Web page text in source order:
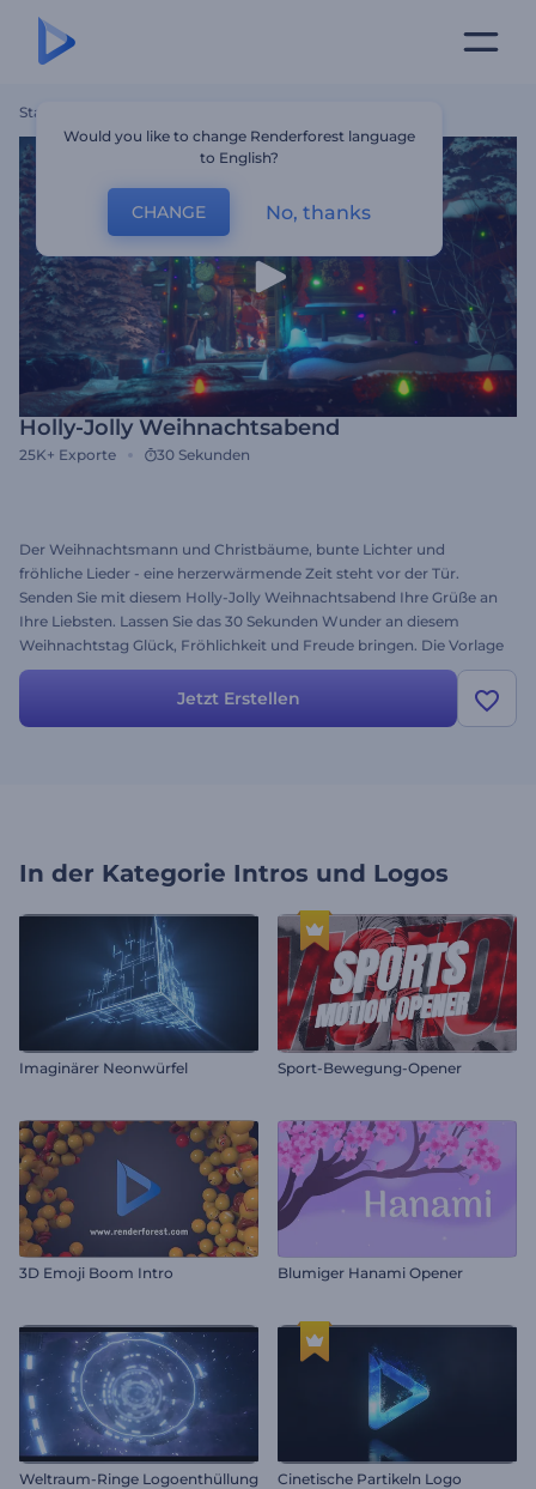
Startseite
Holly-Jolly Weihnachtsabend
25K+ Exporte 30 Sekunden
Der Weihnachtsmann und Christbäume, bunte Lichter und
fröhliche Lieder - eine herzerwärmende Zeit steht vor der Tür.
Senden Sie mit diesem Holly-Jolly Weihnachtsabend Ihre Grüße an
Ihre Liebsten. Lassen Sie das 30 Sekunden Wunder an diesem
Weihnachtstag Glück, Fröhlichkeit und Freude bringen. Die Vorlage
soll Ihnen bei der Bewerbung Ihres Unternehmens helfen und
Grüße an Weihnachten und Neujahr auf einzigartige, unterhaltende
Art und Weise senden. Laden Sie Ihr Logo hoch, verändern Sie den
Jetzt Erstellen
In der Kategorie Intros und Logos
Imaginärer Neonwürfel Sport-Bewegung-Opener
3D Emoji Boom Intro Blumiger Hanami Opener
Weltraum-Ringe Logoenthüllung Cinetische Partikeln Logo
Would you like to change Renderforest language
to English?
CHANGE No, thanks